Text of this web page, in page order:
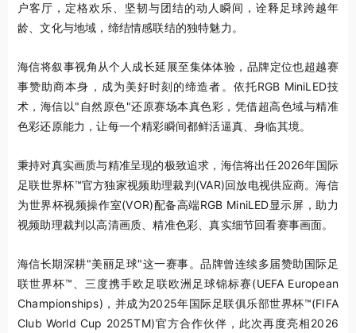
户客厅，定格欢乐、坚韧与团结的动人瞬间，诠释足球跨越年
龄、文化与地域，缔结情感联结的独特魅力。
海信将叙事视角从个人成长延展至集体体验，品牌定位也超越赛
事赞助商本身，成为美好时刻的缔造者。依托RGB MiniLED技
术，海信以"自然原色"还原赛场本真色彩，凭借超高色域与精准
色彩还原能力，让每一个精彩瞬间都鲜活逼真、身临其境。
秉持对真实画质与精准呈现的极致追求，海信将出任2026年国际
足联世界杯™官方独家视频助理裁判(VAR)回放电视供应商。海信
为世界杯视频操作室(VOR)配备高端RGB MiniLED显示屏，助力
视频助理裁判以高清画质、精准色彩、真实细节回看赛事画面。
海信长期深耕"美丽足球"这一赛事。品牌曾连续多届赞助国际足
联世界杯™、三度携手欧足联欧洲足球锦标赛(UEFA European
Championships)，并成为2025年国际足联俱乐部世界杯™(FIFA
Club World Cup 2025TM)官方合作伙伴，此次再度亮相2026